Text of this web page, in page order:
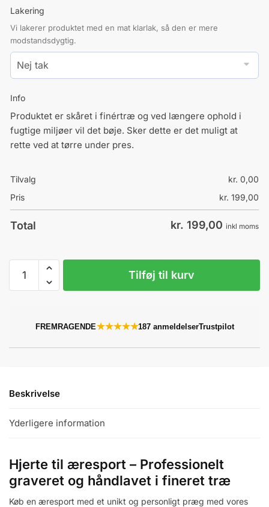
Lakering
Vi lakerer produktet med en mat klarlak, så den er mere
modstandsdygtig.
Info
Produktet er skåret i finértræ og ved længere ophold i
fugtige miljøer vil det bøje. Sker dette er det muligt at
rette ved at tørre under pres.
Tilvalg kr. 0,00
Pris
kr. 199,00
Total kr. 199,00 inkl moms
Tilføj til kurv
FREMRAGENDE★★★★★187 anmeldelserTrustpilot
Beskrivelse
Yderligere information
Hjerte til æresport – Professionelt
graveret og håndlavet i fineret træ
Køb en æresport med et unikt og personligt præg med vores